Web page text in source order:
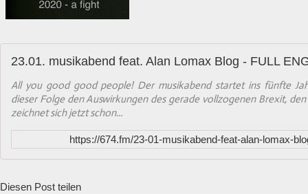
23.01. musikabend feat. Alan Lomax Blog - FULL
All you good good people! Der musikabend startet ins fünfte
dieser Folge den Auswirkungen des gerade vollzogenen Brexit,
zeichnet sich jetzt schon...
https://674.fm/23-01-musikabend-feat-alan-lomax-
Diesen Post teilen